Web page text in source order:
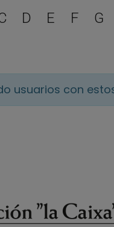
D E F G
usuarios con